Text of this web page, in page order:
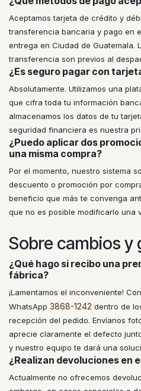
Aceptamos tarjeta de crédito y
transferencia bancaria y pago en
entrega en Ciudad de Guatemala.
transferencia son previos al
¿Es seguro pagar con
Absolutamente. Utilizamos una
que cifra toda tu información
almacenamos los datos de tu
seguridad financiera es nuestra
¿Puedo aplicar dos
una misma compra?
Por el momento, nuestro sistema
descuento o promoción por
beneficio que más te convenga
que no es posible modificarlo una
Sobre cambios y
¿Qué hago si recibo una
fábrica?
¡Lamentamos el inconveniente!
WhatsApp 3868-1242 dentro de
recepción del pedido. Envíanos
aprecie claramente el defecto
y nuestro equipo te dará una
¿Realizan devoluciones en
Actualmente no ofrecemos